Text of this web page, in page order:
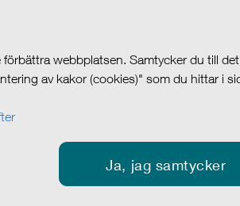
webbplatsen. Samtycker du till
av kakor (cookies)" som du hittar i
Ja, jag samtycker